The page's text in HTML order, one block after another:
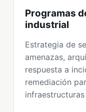
Programas
industrial
Estrategia de
amenazas,
respuesta a
remediación